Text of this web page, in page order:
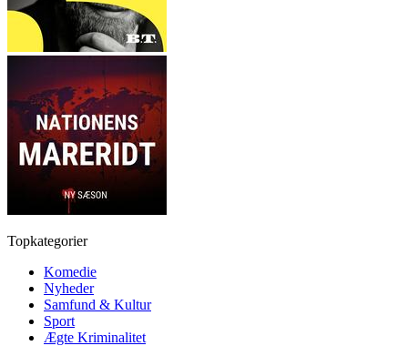
Topkategorier
Komedie
Nyheder
Samfund & Kultur
Sport
Ægte Kriminalitet